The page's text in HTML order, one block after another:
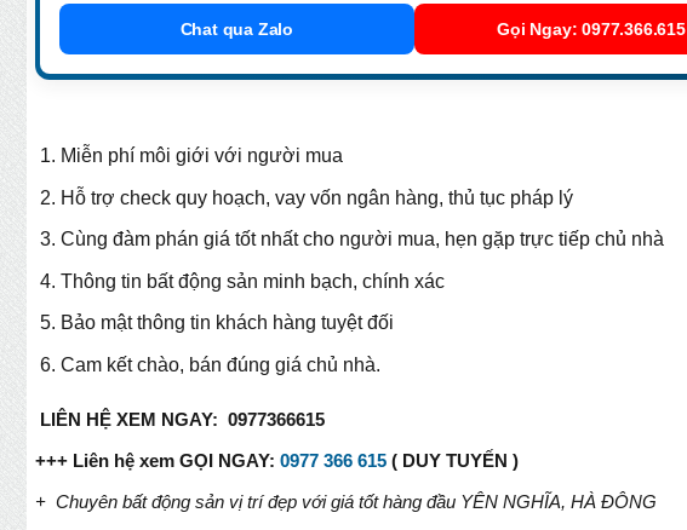
Chat qua Zalo Gọi Ngay: 0977.366.615
Miễn phí môi giới với người mua
Hỗ trợ check quy hoạch, vay vốn ngân hàng, thủ tục pháp lý
Cùng đàm phán giá tốt nhất cho người mua, hẹn gặp trực tiếp chủ nhà
Thông tin bất động sản minh bạch, chính xác
Bảo mật thông tin khách hàng tuyệt đối
Cam kết chào, bán đúng giá chủ nhà.
LIÊN HỆ XEM NGAY: 0977366615
+++ Liên hệ xem GỌI NGAY: 0977 366 615 ( DUY TUYẾN )
+ Chuyên bất động sản vị trí đẹp với giá tốt hàng đầu YÊN NGHĨA, HÀ ĐÔNG